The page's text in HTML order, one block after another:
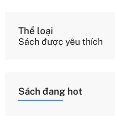
Thể loại
Sách được yêu thích
Sách đang hot